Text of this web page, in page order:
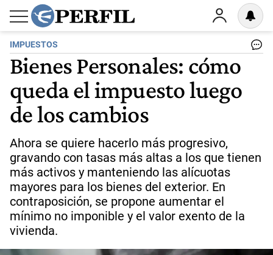
IMPUESTOS
Bienes Personales: cómo
queda el impuesto luego
de los cambios
Ahora se quiere hacerlo más progresivo,
gravando con tasas más altas a los que tienen
más activos y manteniendo las alícuotas
mayores para los bienes del exterior. En
contraposición, se propone aumentar el
mínimo no imponible y el valor exento de la
vivienda.